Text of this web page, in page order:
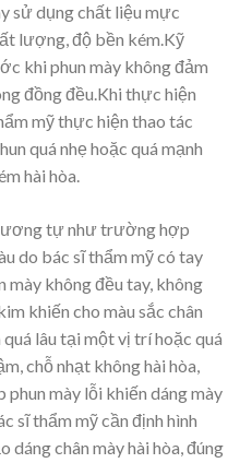
sử dụng chất liệu mực
lượng, độ bền kém.Kỹ
khi phun mày không đảm
đồng đều.Khi thực hiện
mỹ thực hiện thao tác
quá nhẹ hoặc quá mạnh
hài hòa.
tự như trường hợp
do bác sĩ thẩm mỹ có tay
mày không đều tay, không
khiến cho màu sắc chân
lâu tại một vị trí hoặc quá
chỗ nhạt không hài hòa,
mày lỗi khiến dáng mày
sĩ thẩm mỹ cần định hình
chân mày hài hòa, đúng